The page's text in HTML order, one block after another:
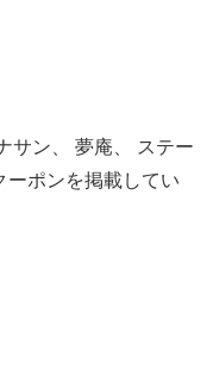
サン、 夢庵、
ステー
ーポンを掲載してい